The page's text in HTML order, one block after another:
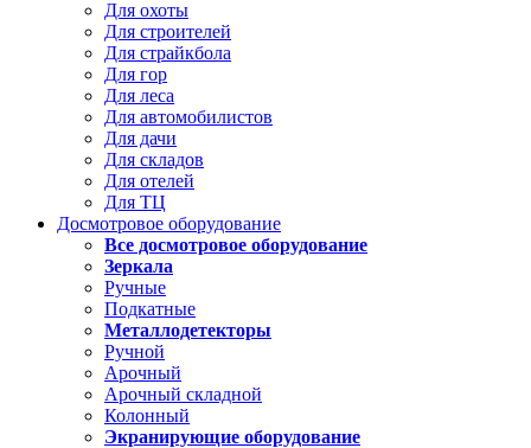
Для охоты
Для строителей
Для страйкбола
Для гор
Для леса
Для автомобилистов
Для дачи
Для складов
Для отелей
Для ТЦ
Досмотровое оборудование
Все досмотровое оборудование
Зеркала
Ручные
Подкатные
Металлодетекторы
Ручной
Арочный
Арочный складной
Колонный
Экранирующие оборудование